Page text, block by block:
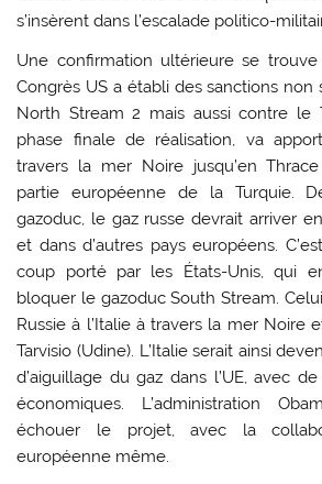
s’insèrent dans l’escalade politico-
Une confirmation ultérieure se
Congrès US a établi des sanctions
North Stream 2 mais aussi contre le
phase finale de réalisation, va
travers la mer Noire jusqu’en
partie européenne de la Turquie.
gazoduc, le gaz russe devrait arriver
et dans d’autres pays européens.
coup porté par les États-Unis, qui
bloquer le gazoduc South Stream.
Russie à l’Italie à travers la mer Noire
Tarvisio (Udine). L’Italie serait ainsi
d’aiguillage du gaz dans l’UE, avec
économiques. L’administration
échouer le projet, avec la
européenne même.